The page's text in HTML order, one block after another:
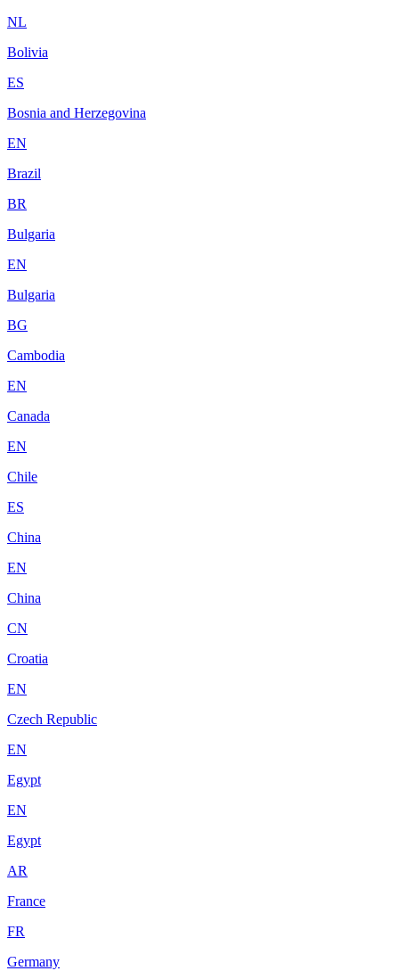
NL
Bolivia
ES
Bosnia and Herzegovina
EN
Brazil
BR
Bulgaria
EN
Bulgaria
BG
Cambodia
EN
Canada
EN
Chile
ES
China
EN
China
CN
Croatia
EN
Czech Republic
EN
Egypt
EN
Egypt
AR
France
FR
Germany